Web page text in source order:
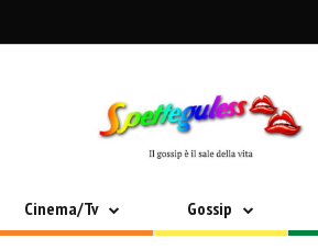
Cinema/Tv Gossip